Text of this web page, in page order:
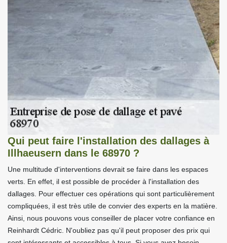
Qui peut faire l'installation des dallages à
Illhaeusern dans le 68970 ?
Une multitude d'interventions devrait se faire dans les espaces
verts. En effet, il est possible de procéder à l'installation des
dallages. Pour effectuer ces opérations qui sont particulièrement
compliquées, il est très utile de convier des experts en la matière.
Ainsi, nous pouvons vous conseiller de placer votre confiance en
Reinhardt Cédric. N'oubliez pas qu'il peut proposer des prix qui